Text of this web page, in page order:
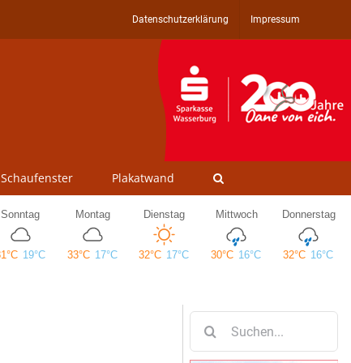
Datenschutzerklärung Impressum
Schaufenster Plakatwand
nach: